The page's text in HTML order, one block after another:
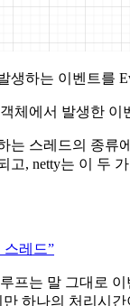
생하는 이벤트를
체에서 발생한
는 스레드의 종류
고, netty는 이 두
스레드”
프는 말 그대로
하나의 처리시